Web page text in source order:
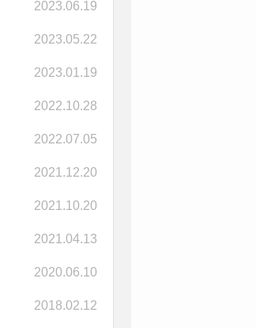
2023.06.19
2023.05.22
2023.01.19
2022.10.28
2022.07.05
2021.12.20
2021.10.20
2021.04.13
2020.06.10
2018.02.12